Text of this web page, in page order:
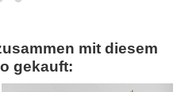
mit diesem
gekauft: